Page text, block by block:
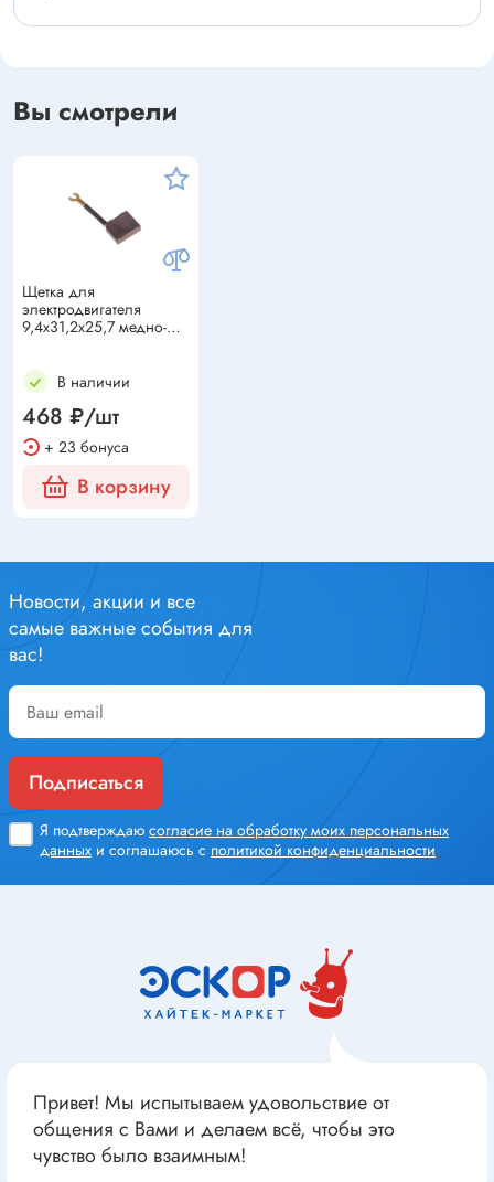
Вы смотрели
Щетка для
электродвигателя
9,4x31,2x25,7 медно-
В наличии
468 ₽/шт
+ 23 бонуса
В корзину
Новости, акции и все
самые важные события для
вас!
Подписаться
Я подтверждаю согласие на обработку моих персональных
данных и соглашаюсь с политикой конфиденциальности
Привет! Мы испытываем удовольствие от
общения с Вами и делаем всё, чтобы это
чувство было взаимным!